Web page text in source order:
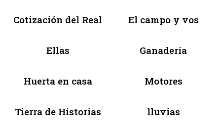
Cotización del Real El campo y vos
Ellas Ganadería
Huerta en casa Motores
Tierra de Historias lluvias